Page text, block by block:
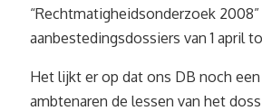
“Rechtmatigheidsonderzoek 2008”
aanbestedingsdossiers van 1 april
Het lijkt er op dat ons DB noch
ambtenaren de lessen van het